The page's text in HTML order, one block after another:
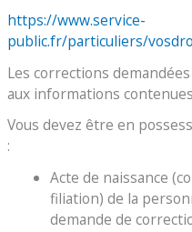
https://www.service-
public.fr/particuliers/
Les corrections
aux informations
Vous devez être en
:
Acte de naissance
filiation) de la
demande de